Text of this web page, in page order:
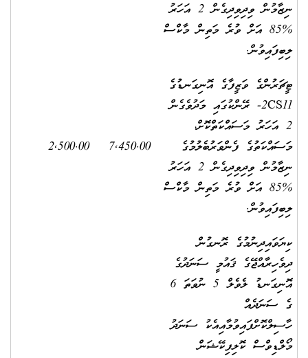
ނިޒާމުން ވިދިވިދިގެން 2 އަހަރު
%85 އަށް ވުރެ މަތިން މާކްސް
ލިބިފައިވުން.
ޓީޗަރުންގެ ވަޒީފާގެ އޮނިގަނޑުގެ
2CS11- ރޭންކުގައި މަދުވެގެން
2 އަހަރު މަސައްކަތްކޮށް،
މަސައްކަތުގެ ފެންވަރުބެލުމުގެ
ނިޒާމުން ވިދިވިދިގެން 2 އަހަރު
%85 އަށް ވުރެ މަތިން މާކްސް
ލިބިފައިވުން.
7,450.00
2,500.00
ކިޔަވައިދިނުމުގެ ރޮނގުން
ދިވެހިރާއްޖޭގެ ޤައުމީ ސަނަދުގެ
އޮނިގަނޑު ލެވެލް 5 ނުވަތަ 6
ގެ ސަނަދެއް
ހާސިލްކޮށްފައިވުމާއިއެކު ސަނަދު
މޯލްޑިވްސް ކޮލިފިކޭޝަން